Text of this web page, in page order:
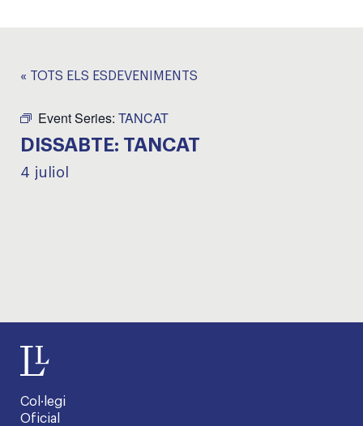
« TOTS ELS ESDEVENIMENTS
Event Series: TANCAT
DISSABTE: TANCAT
4 juliol
Col·legi
Oficial